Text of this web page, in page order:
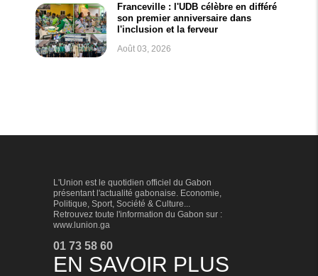
Franceville : l'UDB célèbre en différé
son premier anniversaire dans
l'inclusion et la ferveur
Août 03, 2026
L'Union est le quotidien officiel du Gabon
présentant l'actualité gabonaise. Economie,
Politique, Sport, Société & Culture...
Retrouvez toute l'information du Gabon sur :
www.lunion.ga
01 73 58 60
EN SAVOIR PLUS